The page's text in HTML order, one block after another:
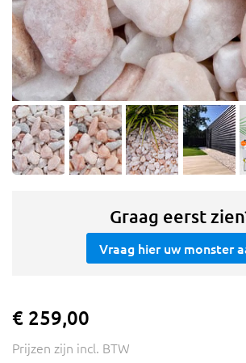
Graag eerst
Vraag hier uw monster
€ 259,00
Prijzen zijn incl. BTW